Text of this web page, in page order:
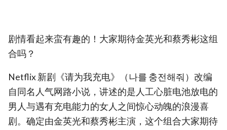
剧情看起来蛮有趣的！大家期待金英光和蔡秀彬这组
合吗？
Netflix 新剧《请为我充电》（나를 충전해줘）改编
自同名人气网路小说，讲述的是人工心脏电池放电的
男人与遇有充电能力的女人之间惊心动魄的浪漫喜
剧。确定由金英光和蔡秀彬主演，这个组合大家期待